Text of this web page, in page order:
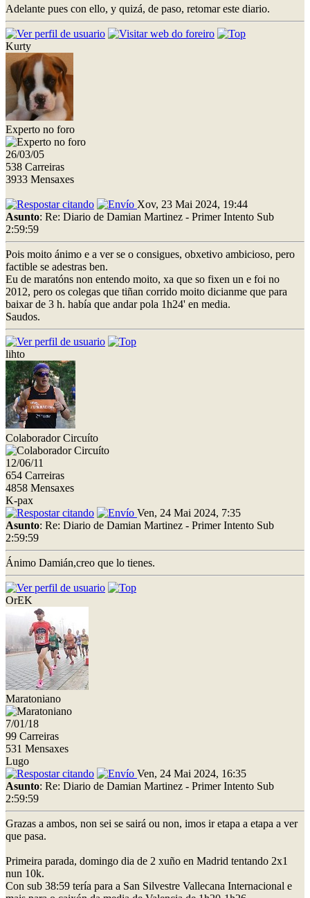
Adelante pues con ello, y quizá, de paso, retomar este diario.
Kurty
Experto no foro
26/03/05
538 Carreiras
3933 Mensaxes
Xov, 23 Mai 2024, 19:44
Asunto: Re: Diario de Damian Martinez - Primer Intento Sub
2:59:59
Pois moito ánimo e a ver se o consigues, obxetivo ambicioso, pero
factible se adestras ben.
Eu de maratóns non entendo moito, xa que so fixen un e foi no
2012, pero os colegas que tiñan corrido moito dicianme que para
baixar de 3 h. había que andar pola 1h24' en media.
Saudos.
lihto
Colaborador Circuíto
12/06/11
654 Carreiras
4858 Mensaxes
K-pax
Ven, 24 Mai 2024, 7:35
Asunto: Re: Diario de Damian Martinez - Primer Intento Sub
2:59:59
Ánimo Damián,creo que lo tienes.
OrEK
Maratoniano
7/01/18
99 Carreiras
531 Mensaxes
Lugo
Ven, 24 Mai 2024, 16:35
Asunto: Re: Diario de Damian Martinez - Primer Intento Sub
2:59:59
Grazas a ambos, non sei se sairá ou non, imos ir etapa a etapa a ver
que pasa.
Primeira parada, domingo dia de 2 xuño en Madrid tentando 2x1
nun 10k.
Con sub 38:59 tería para a San Silvestre Vallecana Internacional e